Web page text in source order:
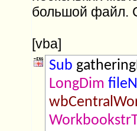
большой файл.
[vba]
Sub
LongDim